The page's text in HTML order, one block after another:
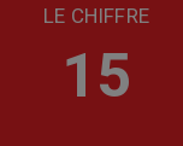
LE CHIFFRE
15